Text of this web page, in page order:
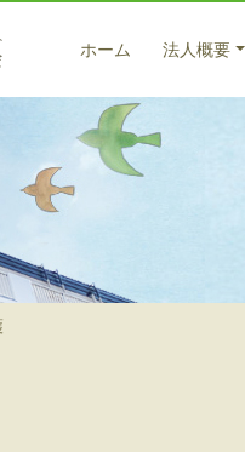
ホーム 法人概要
（ヒスイ）
ービス